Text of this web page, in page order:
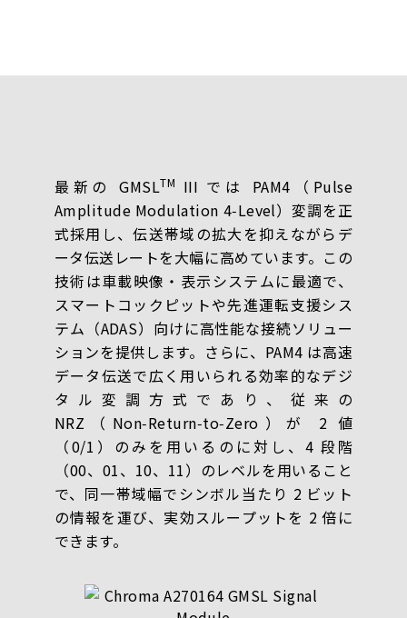
最新の GMSLTM
III では PAM4（Pulse
Amplitude Modulation 4‑Level）変調を正
式採用し、伝送帯域の拡大を抑えながらデ
ータ伝送レートを大幅に高めています。この
技術は車載映像・表示システムに最適で、
スマートコックピットや先進運転支援シス
テム（ADAS）向けに高性能な接続ソリュー
ションを提供します。さらに、PAM4 は高速
データ伝送で広く用いられる効率的なデジ
タル変調方式であり、従来の
NRZ（Non‑Return‑to‑Zero）が 2 値
（0/1）のみを用いるのに対し、4 段階
（00、01、10、11）のレベルを用いること
で、同一帯域幅でシンボル当たり 2 ビット
の情報を運び、実効スループットを 2 倍に
できます。